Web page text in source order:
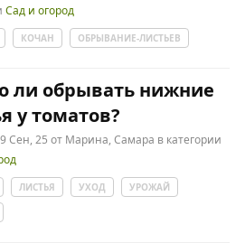
Сад и огород
КОЧАН ОБРЫВАНИЕ-ЛИСТЬЕВ
ли обрывать нижние
у томатов?
Сен, 25 от Марина, Самара в категории
ЛИСТЬЯ УХОД
УРОЖАЙ